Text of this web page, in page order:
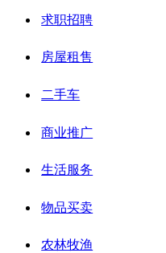
求职招聘
房屋租售
二手车
商业推广
生活服务
物品买卖
农林牧渔